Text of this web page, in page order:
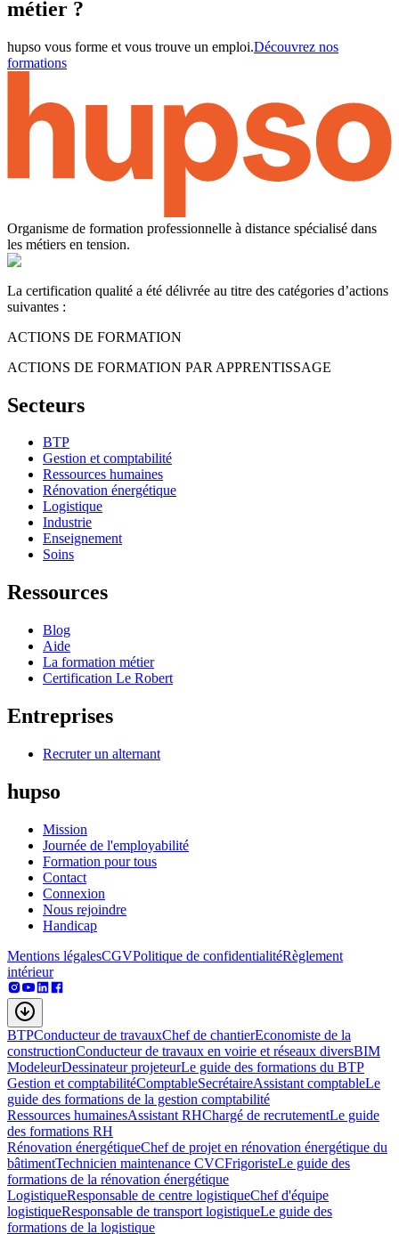
métier ?
hupso vous forme et vous trouve un emploi.Découvrez nos
formations
Organisme de formation professionnelle à distance spécialisé dans
les métiers en tension.
La certification qualité a été délivrée au titre des catégories d’actions
suivantes :
ACTIONS DE FORMATION
ACTIONS DE FORMATION PAR APPRENTISSAGE
Secteurs
BTP
Gestion et comptabilité
Ressources humaines
Rénovation énergétique
Logistique
Industrie
Enseignement
Soins
Ressources
Blog
Aide
La formation métier
Certification Le Robert
Entreprises
Recruter un alternant
hupso
Mission
Journée de l'employabilité
Formation pour tous
Contact
Connexion
Nous rejoindre
Handicap
Mentions légalesCGVPolitique de confidentialitéRèglement
intérieur
BTPConducteur de travauxChef de chantierEconomiste de la
constructionConducteur de travaux en voirie et réseaux diversBIM
ModeleurDessinateur projeteurLe guide des formations du BTP
Gestion et comptabilitéComptableSecrétaireAssistant comptableLe
guide des formations de la gestion comptabilité
Ressources humainesAssistant RHChargé de recrutementLe guide
des formations RH
Rénovation énergétiqueChef de projet en rénovation énergétique du
bâtimentTechnicien maintenance CVCFrigoristeLe guide des
formations de la rénovation énergétique
LogistiqueResponsable de centre logistiqueChef d'équipe
logistiqueResponsable de transport logistiqueLe guide des
formations de la logistique